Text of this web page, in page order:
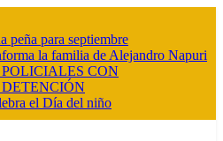
peña para septiembre
la familia de Alejandro Napuri
CON
el Día del niño